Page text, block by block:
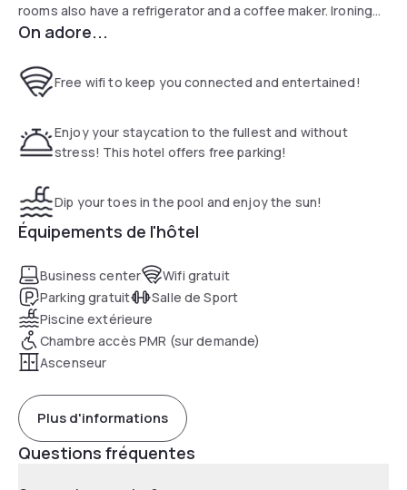
rooms also have a refrigerator and a coffee maker. Ironing
facilities are included. At Holiday Inn Express & Suites Austin
offers free parking. Austin-Bergstrom International Airport is
12 minutes' drive from the hotel. Barton Springs Pool is 6.8
On adore...
Free wifi to keep you connected and entertained!
Enjoy your staycation to the fullest and without
stress! This hotel offers free parking!
Dip your toes in the pool and enjoy the sun!
Équipements de l'hôtel
Business center
Wifi gratuit
Parking gratuit
Salle de Sport
Piscine extérieure
Chambre accès PMR (sur demande)
Ascenseur
Plus d'informations
Questions fréquentes